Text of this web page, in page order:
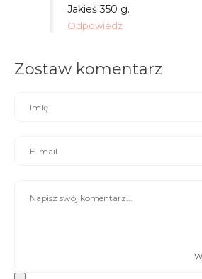
Jakieś 350 g.
Odpowiedz
Zostaw komentarz